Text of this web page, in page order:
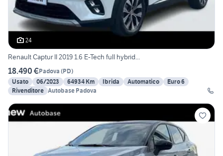
24
Renault Captur II 2019 1.6 E-Tech full hybrid...
18.490 €Padova (PD)
Usato
06/2023 64934 Km Ibrida Automatico
Euro 6
Rivenditore Autobase Padova